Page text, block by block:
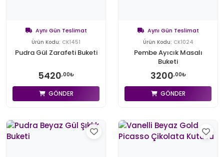
Aynı Gün Teslimat
Ürün Kodu: CK1451
Pudra Gül Zarafeti Buketi
5420,00₺
GÖNDER
Aynı Gün Teslimat
Ürün Kodu: CK1024
Pembe Ayıcık Masalı
Buketi
3200,00₺
GÖNDER